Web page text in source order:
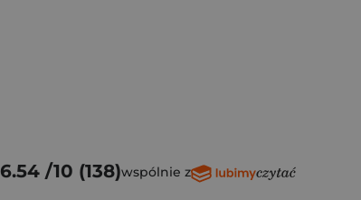
6.54 /10 (138)wspólnie z